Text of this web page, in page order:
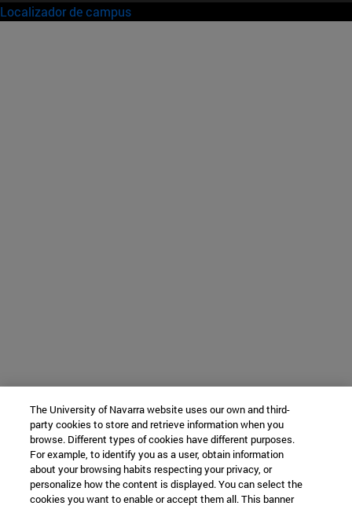
Localizador de campus
The University of Navarra website uses our own and third-
party cookies to store and retrieve information when you
browse. Different types of cookies have different purposes.
For example, to identify you as a user, obtain information
about your browsing habits respecting your privacy, or
personalize how the content is displayed. You can select the
cookies you want to enable or accept them all. This banner